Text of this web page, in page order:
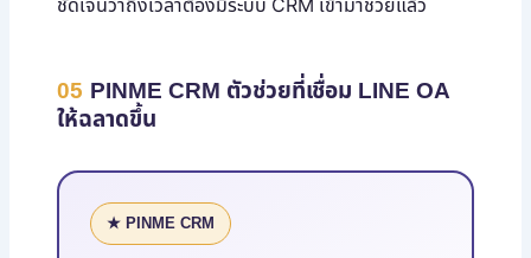
ชัดเจนว่าถึงเวลาต้องมีระบบ CRM เข้ามาช่วยแล้ว
05 PINME CRM ตัวช่วยที่เชื่อม LINE OA
ให้ฉลาดขึ้น
★ PINME CRM